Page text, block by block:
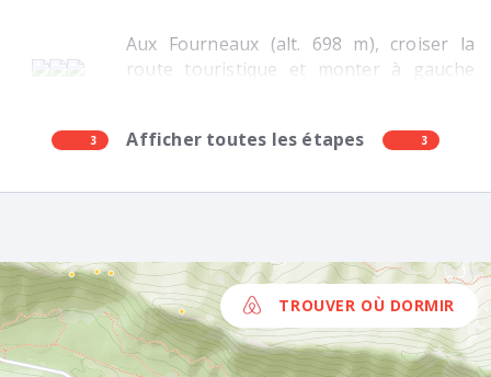
3 Afficher toutes les étapes 3
Aux Fourneaux (alt. 698 m), croiser la
route touristique et monter à gauche
TROUVER OÙ DORMIR